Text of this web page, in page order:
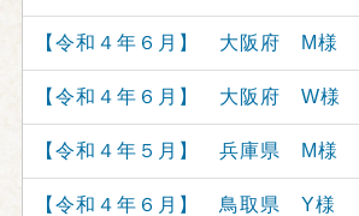
【令和４年６月】 大阪府 M様
【令和４年６月】 大阪府 W様
【令和４年５月】 兵庫県 M様
【令和４年６月】 鳥取県 Y様